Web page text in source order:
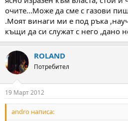
очите...Може да сме с газови
.Моят винаги ми е под ръка
къщи да си служат с него ,дано
ROLAND
Потребител
19 Март 2012
andro написа: